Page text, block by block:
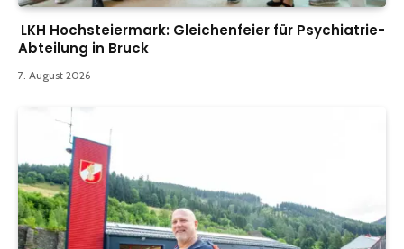
LKH Hochsteiermark: Gleichenfeier für Psychiatrie-
Abteilung in Bruck
7. August 2026